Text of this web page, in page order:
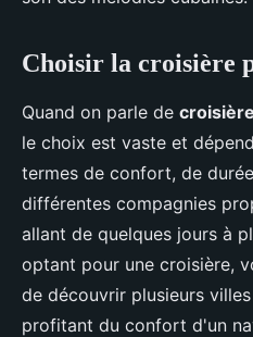
Choisir la croisière
Quand on parle de croisière
le choix est vaste et
termes de confort, de
différentes compagnies
allant de quelques jours à
optant pour une croisière,
de découvrir plusieurs
profitant du confort d'un